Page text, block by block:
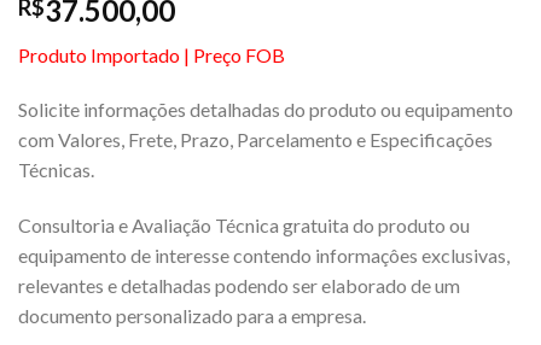
R$37.500,00
Produto Importado | Preço FOB
Solicite informações detalhadas do produto ou equipamento
com Valores, Frete, Prazo, Parcelamento e Especificações
Técnicas.
Consultoria e Avaliação Técnica gratuita do produto ou
equipamento de interesse contendo informaçôes exclusivas,
relevantes e detalhadas podendo ser elaborado de um
documento personalizado para a empresa.